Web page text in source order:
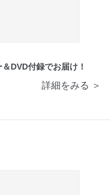
DVD付録でお届け！
詳細をみる ＞